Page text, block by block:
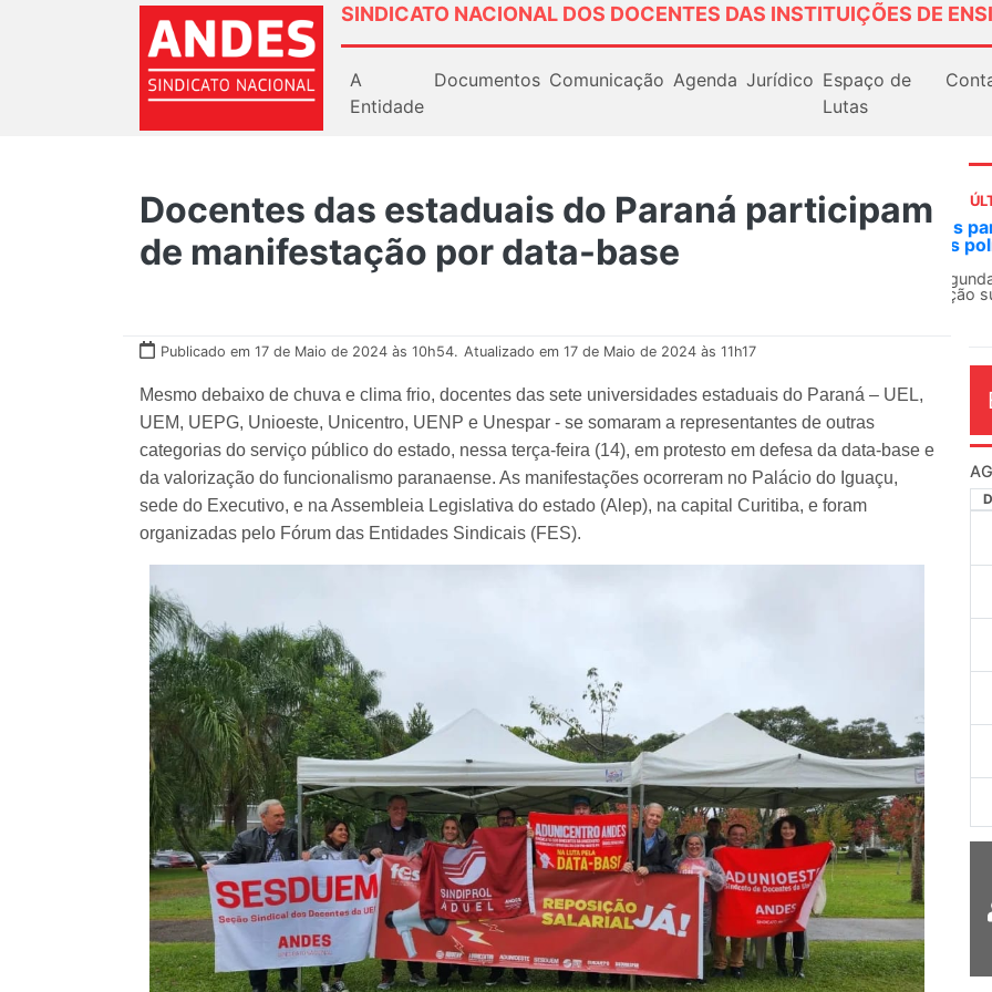
SINDICATO NACIONAL DOS DOCENTES DAS INSTITUIÇÕES DE
A
Entidade
Documentos Comunicação Agenda Jurídico Espaço de
Lutas
Docentes das estaduais do Paraná participam
de manifestação por data-base
Publicado em 17 de Maio de 2024 às 10h54. Atualizado em 17 de Maio de 2024 às 11h17
Mesmo debaixo de chuva e clima frio, docentes das sete universidades estaduais do Paraná – UEL,
UEM, UEPG, Unioeste, Unicentro, UENP e Unespar - se somaram a representantes de outras
categorias do serviço público do estado, nessa terça-feira (14), em protesto em defesa da data-base e
da valorização do funcionalismo paranaense. As manifestações ocorreram no Palácio do Iguaçu,
sede do Executivo, e na Assembleia Legislativa do estado (Alep), na capital Curitiba, e foram
organizadas pelo Fórum das Entidades Sindicais (FES).
O